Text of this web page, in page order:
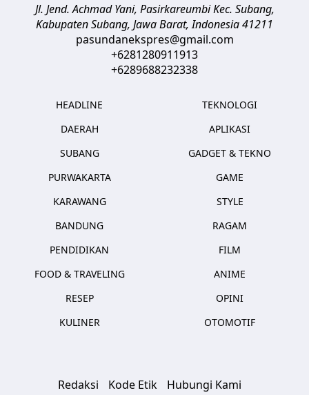
Jl. Jend. Achmad Yani, Pasirkareumbi Kec. Subang,
Kabupaten Subang, Jawa Barat,Indonesia41211
pasundanekspres@gmail.com
+6281280911913
+6289688232338
HEADLINE
DAERAH
SUBANG
PURWAKARTA
KARAWANG
BANDUNG
PENDIDIKAN
FOOD & TRAVELING
RESEP
KULINER
TEKNOLOGI
APLIKASI
GADGET & TEKNO
GAME
STYLE
RAGAM
FILM
ANIME
OPINI
OTOMOTIF
Redaksi Kode Etik Hubungi Kami